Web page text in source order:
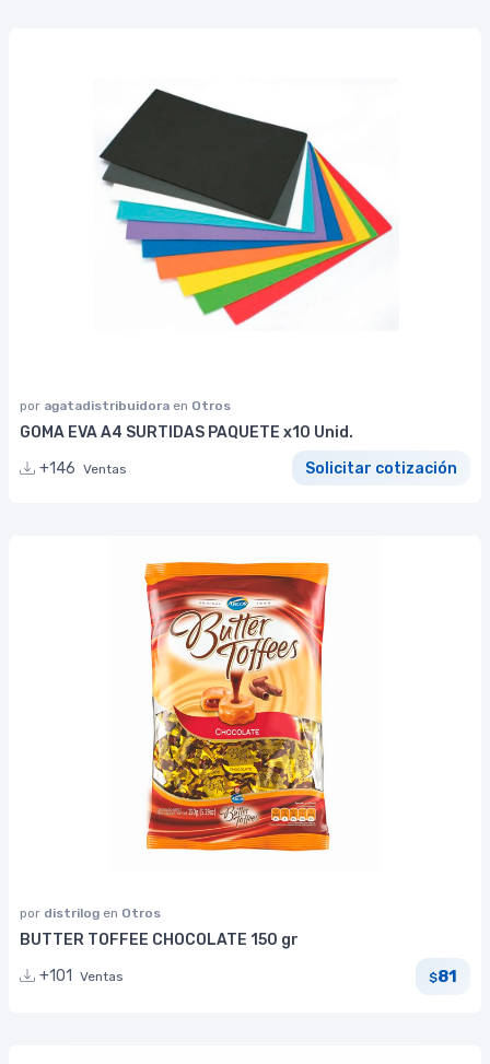
por agatadistribuidora en Otros
GOMA EVA A4 SURTIDAS PAQUETE x10 Unid.
+146 Ventas Solicitar cotización
por distrilog en Otros
BUTTER TOFFEE CHOCOLATE 150 gr
+101 Ventas $81